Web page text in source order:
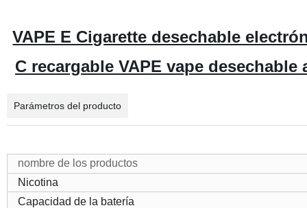
VAPE E Cigarette desechable
C recargable VAPE vape
Parámetros del producto
nombre de los productos
Nicotina
Capacidad de la batería